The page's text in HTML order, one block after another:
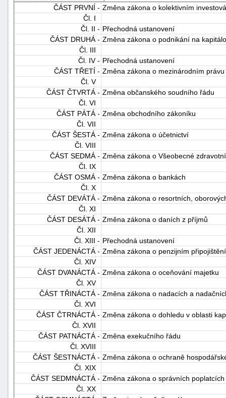
ČÁST PRVNÍ - Změna zákona o kolektivním
Čl. I
Čl. II - Přechodná ustanovení
ČÁST DRUHÁ - Změna zákona o podnikání na
Čl. III
Čl. IV - Přechodná ustanovení
ČÁST TŘETÍ - Změna zákona o mezinárodním
Čl. V
ČÁST ČTVRTÁ - Změna občanského soudního řádu
Čl. VI
ČÁST PÁTÁ - Změna obchodního zákoníku
Čl. VII
ČÁST ŠESTÁ - Změna zákona o účetnictví
Čl. VIII
ČÁST SEDMÁ - Změna zákona o Všeobecné
Čl. IX
ČÁST OSMÁ - Změna zákona o bankách
Čl. X
ČÁST DEVÁTÁ - Změna zákona o resortních,
Čl. XI
ČÁST DESÁTÁ - Změna zákona o daních z příjmů
Čl. XII
Čl. XIII - Přechodná ustanovení
ČÁST JEDENÁCTÁ - Změna zákona o penzijním
Čl. XIV
ČÁST DVANÁCTÁ - Změna zákona o oceňování majetku
Čl. XV
ČÁST TŘINÁCTÁ - Změna zákona o nadacích a
Čl. XVI
ČÁST ČTRNÁCTÁ - Změna zákona o dohledu v oblasti
Čl. XVII
ČÁST PATNÁCTÁ - Změna exekučního řádu
Čl. XVIII
ČÁST ŠESTNÁCTÁ - Změna zákona o ochraně
Čl. XIX
ČÁST SEDMNÁCTÁ - Změna zákona o správních poplatcích
Čl. XX
-
náhrady
"náhradě
škod"